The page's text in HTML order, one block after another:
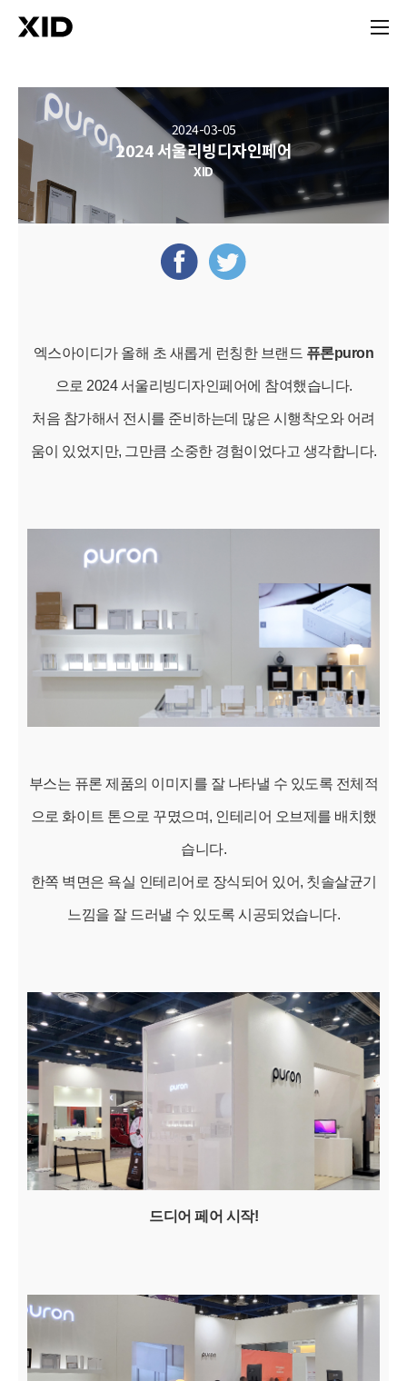
2024-03-05
2024 서울리빙디자인페어
XID
엑스아이디가 올해 초 새롭게 런칭한 브랜드 퓨론puron
으로 2024 서울리빙디자인페어에 참여했습니다.
처음 참가해서 전시를 준비하는데 많은 시행착오와 어려
움이 있었지만, 그만큼 소중한 경험이었다고 생각합니다.
부스는 퓨론 제품의 이미지를 잘 나타낼 수 있도록 전체적
으로 화이트 톤으로 꾸몄으며, 인테리어 오브제를 배치했
습니다.
한쪽 벽면은 욕실 인테리어로 장식되어 있어, 칫솔살균기
느낌을 잘 드러낼 수 있도록 시공되었습니다.
드디어 페어 시작!